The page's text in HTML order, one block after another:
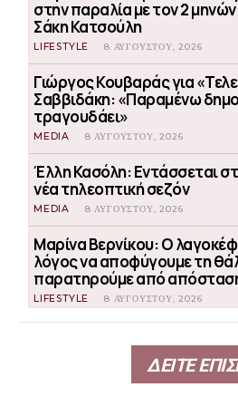
στην παραλία με τον 2 μηνών
Σάκη Κατσούλη
LIFESTYLE 8 ΑΥΓΟΎΣΤΟΥ, 2026
Γιώργος Κουβαράς για
Σαββιδάκη: «Παραμένω
τραγουδάει»
MEDIA 8 ΑΥΓΟΎΣΤΟΥ, 2026
Έλλη Κασόλη: Εντάσσεται
νέα τηλεοπτική σεζόν
MEDIA 8 ΑΥΓΟΎΣΤΟΥ, 2026
Μαρίνα Βερνίκου: Ο
λόγος να αποφύγουμε τη
παρατηρούμε από
LIFESTYLE 8 ΑΥΓΟΎΣΤΟΥ, 2026
ΔΕΙΤΕ